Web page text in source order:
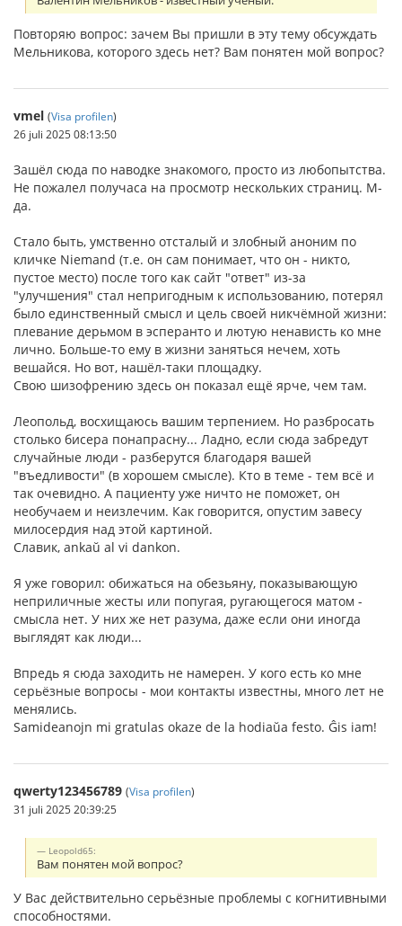
Повторяю вопрос: зачем Вы пришли в эту тему обсуждать
Мельникова, которого здесь нет? Вам понятен мой вопрос?
vmel (Visa profilen)
26 juli 2025 08:13:50
Зашёл сюда по наводке знакомого, просто из любопытства.
Не пожалел получаса на просмотр нескольких страниц. М-
да.
Стало быть, умственно отсталый и злобный аноним по
кличке Niemand (т.е. он сам понимает, что он - никто,
пустое место) после того как сайт "ответ" из-за
"улучшения" стал непригодным к использованию, потерял
было единственный смысл и цель своей никчёмной жизни:
плевание дерьмом в эсперанто и лютую ненависть ко мне
лично. Больше-то ему в жизни заняться нечем, хоть
вешайся. Но вот, нашёл-таки площадку.
Свою шизофрению здесь он показал ещё ярче, чем там.
Леопольд, восхищаюсь вашим терпением. Но разбросать
столько бисера понапрасну... Ладно, если сюда забредут
случайные люди - разберутся благодаря вашей
"въедливости" (в хорошем смысле). Кто в теме - тем всё и
так очевидно. А пациенту уже ничто не поможет, он
необучаем и неизлечим. Как говорится, опустим завесу
милосердия над этой картиной.
Славик, ankaŭ al vi dankon.
Я уже говорил: обижаться на обезьяну, показывающую
неприличные жесты или попугая, ругающегося матом -
смысла нет. У них же нет разума, даже если они иногда
выглядят как люди...
Впредь я сюда заходить не намерен. У кого есть ко мне
серьёзные вопросы - мои контакты известны, много лет не
менялись.
Samideanojn mi gratulas okaze de la hodiaŭa festo. Ĝis iam!
qwerty123456789 (Visa profilen)
31 juli 2025 20:39:25
Leopold65:
Вам понятен мой вопрос?
У Вас действительно серьёзные проблемы с когнитивными
способностями.